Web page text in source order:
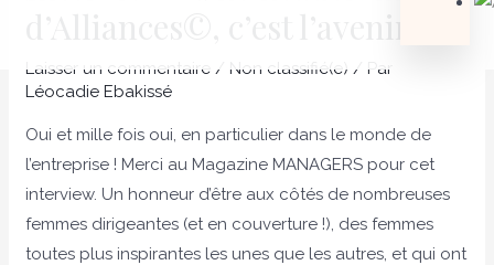
Laisser un commentaire /Non classifié(e) / Par
Léocadie Ebakissé
Oui et mille fois oui, en particulier dans le monde de
l’entreprise ! Merci au Magazine MANAGERS pour cet
interview. Un honneur d’être aux côtés de nombreuses
femmes dirigeantes (et en couverture !), des femmes
toutes plus inspirantes les unes que les autres, et qui ont